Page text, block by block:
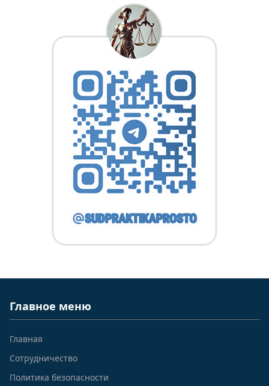
Главное меню
Главная
Сотрудничество
Политика безопасности